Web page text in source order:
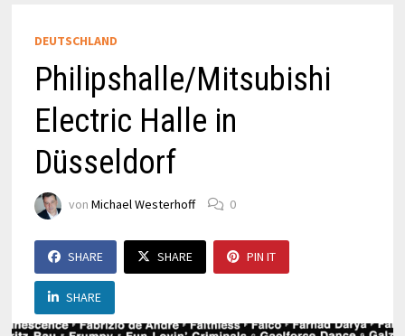
DEUTSCHLAND
Philipshalle/Mitsubishi
Electric Halle in
Düsseldorf
von Michael Westerhoff 0
SHARE SHARE PIN IT
SHARE